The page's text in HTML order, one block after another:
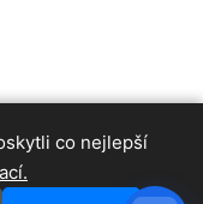
co nejlepší